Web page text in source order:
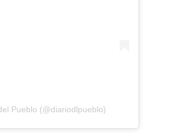
Pueblo (@diariodlpueblo)